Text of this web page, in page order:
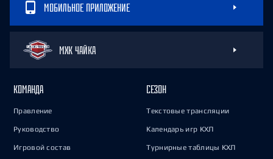
МОБИЛЬНОЕ ПРИЛОЖЕНИЕ
МХК ЧАЙКА
КОМАНДА
Правление
Руководство
Игровой состав
СЕЗОН
Текстовые трансляции
Календарь игр КХЛ
Турнирные таблицы КХЛ